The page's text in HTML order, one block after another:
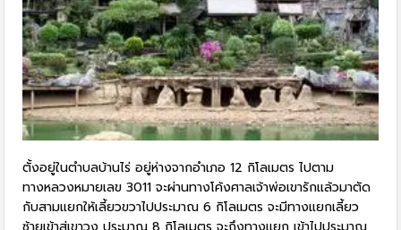
ตั้งอยู่ในตำบลบ้านไร่ อยู่ห่างจากอำเภอ 12 กิโลเมตร ไปตาม
ทางหลวงหมายเลข 3011 จะผ่านทางโค้งศาลเจ้าพ่อเขารักแล้วมาตัด
กับสามแยกให้เลี้ยวขวาไปประมาณ 6 กิโลเมตร จะมีทางแยกเลี้ยว